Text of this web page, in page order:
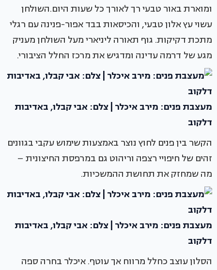
ומוארת באור טבעי רך לאורך כל שעות היום.השולחן
עשוי עץ אלון טבעי, והכיסאות בבד אפור-פנינה עם רגלי
מתכת דקיקות. גוף תאורה ליניארי מעל השולחן מעניק
מגע של דרמה עדינה ומדגיש את מרכז החלל הציבורי.
מעצבת פנים: מירב איכלר | צלם: אבי קבלו, באדיבות
דלקוב
הקשר בין פנים לחוץ נוצר באמצעות שימוש עקבי בגוונים
זהים של חיפויי רצפה וריהוט גם במרפסת החיצונית –
מה שמחזק את תחושת ההמשכיות.
מעצבת פנים: מירב איכלר | צלם: אבי קבלו, באדיבות
דלקוב
הסלון עוצב כחלל מרווח אך עוטף. איכלר בחרה ספה